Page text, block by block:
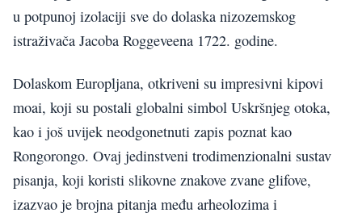
u potpunoj izolaciji sve do dolaska nizozemskog
istraživača Jacoba Roggeveena 1722. godine.
Dolaskom Europljana, otkriveni su impresivni kipovi
moai, koji su postali globalni simbol Uskršnjeg otoka,
kao i još uvijek neodgonetnuti zapis poznat kao
Rongorongo. Ovaj jedinstveni trodimenzionalni sustav
pisanja, koji koristi slikovne znakove zvane glifove,
izazvao je brojna pitanja među arheolozima i